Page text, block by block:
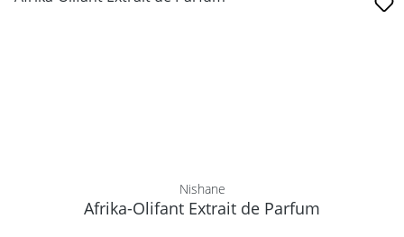
Nishane
Afrika-Olifant Extrait de Parfum